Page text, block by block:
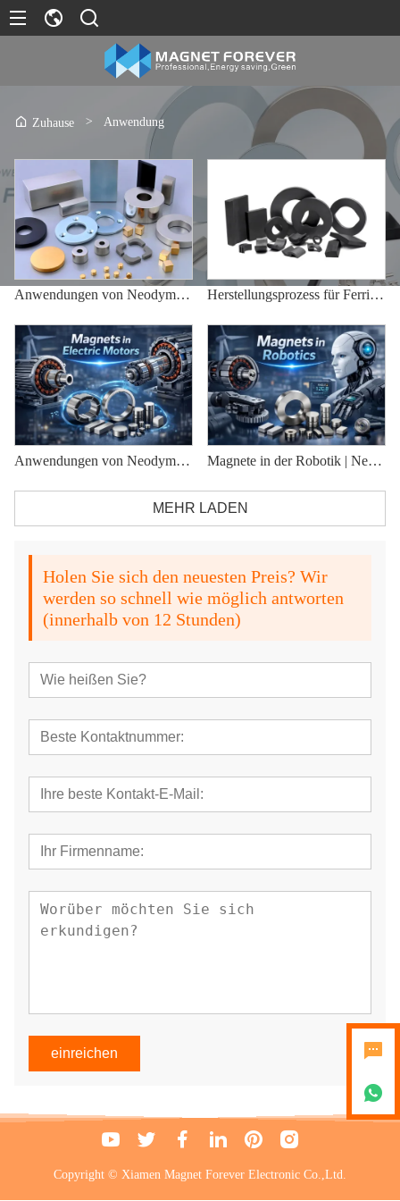
Zuhause > Anwendung
Anwendungen von Neodym-Magneten Herstellungsprozess für Ferrit-Dauermagnete
Anwendungen von Neodym-Magneten in modernen Industrien Magnete in der Robotik | Neodym-Magnete für Robotermotoren
MEHR LADEN
Holen Sie sich den neuesten Preis? Wir
werden so schnell wie möglich antworten
(innerhalb von 12 Stunden)
einreichen
Copyright © Xiamen Magnet Forever Electronic Co.,Ltd.